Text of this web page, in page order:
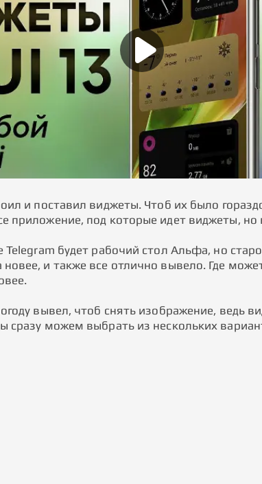
и поставил виджеты. Чтоб их было
приложение, под которые идет виджеты, но
будет рабочий стол Альфа, но
и также все отлично вывело. Где
вывел, чтоб снять изображение, ведь
сразу можем выбрать из нескольких